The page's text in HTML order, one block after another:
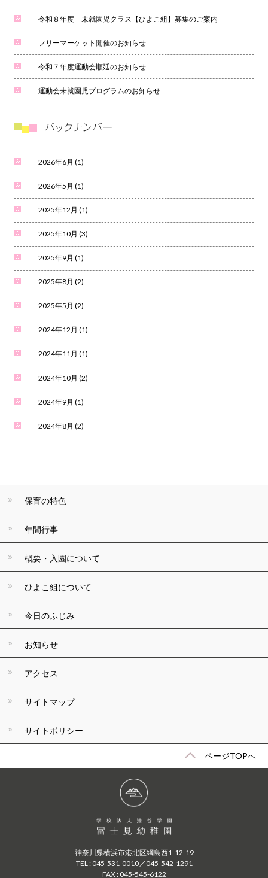
令和８年度 未就園児クラス【ひよこ組】募集のご案内
フリーマーケット開催のお知らせ
令和７年度運動会順延のお知らせ
運動会未就園児プログラムのお知らせ
2026年6月 (1)
2026年5月 (1)
2025年12月 (1)
2025年10月 (3)
2025年9月 (1)
2025年8月 (2)
2025年5月 (2)
2024年12月 (1)
2024年11月 (1)
2024年10月 (2)
2024年9月 (1)
2024年8月 (2)
保育の特色
年間行事
概要・入園について
ひよこ組について
今日のふじみ
お知らせ
アクセス
サイトマップ
サイトポリシー
ページTOPへ
神奈川県横浜市港北区綱島西1-12-19
TEL : 045-531-0010／045-542-1291
FAX : 045-545-6122